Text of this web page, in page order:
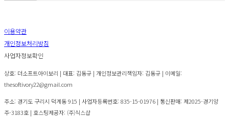
이용약관
개인정보처리방침
사업자정보확인
상호: 더소프트아이보리 | 대표: 김동규 | 개인정보관리책임자: 김동규 | 이메일:
thesoftivory22@gmail.com
주소: 경기도 구리시 덕계동 915 | 사업자등록번호: 835-15-01976 | 통신판매: 제2025-경기양
주-3183호 | 호스팅제공자: (주)식스샵